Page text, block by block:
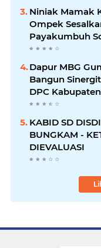
Niniak Mamak
Ompek
Payakumbuh
Demi Jabatan
Dapur MBG
Bangun
DPC
Komitmen
KABID SD
BUNGKAM -
DIEVALUASI